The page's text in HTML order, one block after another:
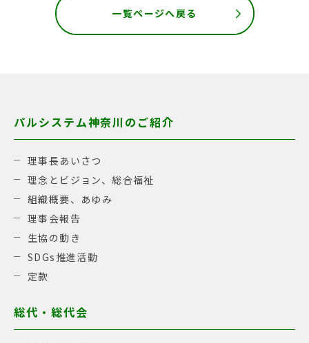
一覧ページへ戻る
パルシステム神奈川のご紹介
理事長あいさつ
理念とビジョン、総合福祉
組織概要、あゆみ
理事会報告
生協の動き
SDGs推進活動
定款
総代・総代会